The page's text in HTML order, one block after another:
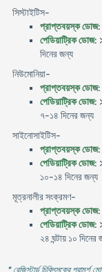
সিস্টাইটিস-
প্রাপ্তবয়স্ক ডোজ:
পেডিয়াট্রিক ডোজ:
দিনের জন্য
নিউমোনিয়া-
প্রাপ্তবয়স্ক ডোজ:
পেডিয়াট্রিক ডোজ:
৭-১৪ দিনের জন্য
সাইনোসাইটিস-
প্রাপ্তবয়স্ক ডোজ:
পেডিয়াট্রিক ডোজ:
১০-১৪ দিনের জন্য
মূত্রনালীর সংক্রমণ-
প্রাপ্তবয়স্ক ডোজ:
পেডিয়াট্রিক ডোজ:
২৪ ঘন্টায় ১০ দিনের
* রেজিস্টার্ড চিকিৎসকের